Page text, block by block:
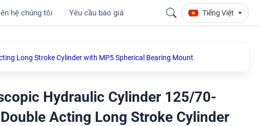
hệ chúng tôi Yêu cầu báo giá Tiếng Việt
Long Stroke Cylinder with MP5 Spherical Bearing Mount
Hydraulic Cylinder 125/70-
Acting Long Stroke Cylinder